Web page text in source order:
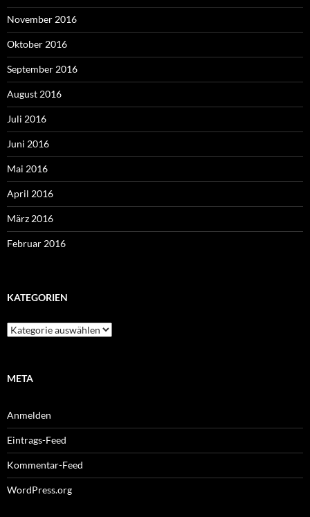
November 2016
Oktober 2016
September 2016
August 2016
Juli 2016
Juni 2016
Mai 2016
April 2016
März 2016
Februar 2016
KATEGORIEN
Kategorien
META
Anmelden
Eintrags-Feed
Kommentar-Feed
WordPress.org